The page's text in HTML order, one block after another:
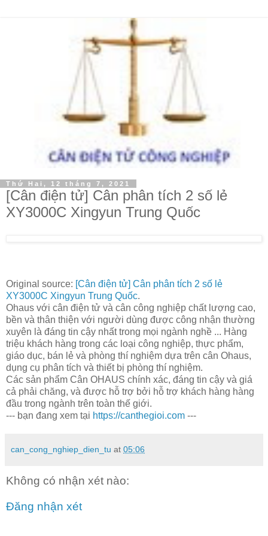
Thứ Hai, 12 tháng 7, 2021
[Cân điện tử] Cân phân tích 2 số lẻ
XY3000C Xingyun Trung Quốc
Original source: [Cân điện tử] Cân phân tích 2 số lẻ
XY3000C Xingyun Trung Quốc.
Ohaus với cân điện tử và cân công nghiệp chất lượng cao,
bền và thân thiện với người dùng được công nhận thường
xuyên là đáng tin cậy nhất trong mọi ngành nghề ... Hàng
triệu khách hàng trong các loại công nghiệp, thực phẩm,
giáo dục, bán lẻ và phòng thí nghiệm dựa trên cân Ohaus,
dụng cụ phân tích và thiết bị phòng thí nghiệm.
Các sản phẩm Cân OHAUS chính xác, đáng tin cậy và giá
cả phải chăng, và được hỗ trợ bởi hỗ trợ khách hàng hàng
đầu trong ngành trên toàn thế giới.
--- bạn đang xem tại https://canthegioi.com ---
can_cong_nghiep_dien_tu at 05:06
Không có nhận xét nào:
Đăng nhận xét